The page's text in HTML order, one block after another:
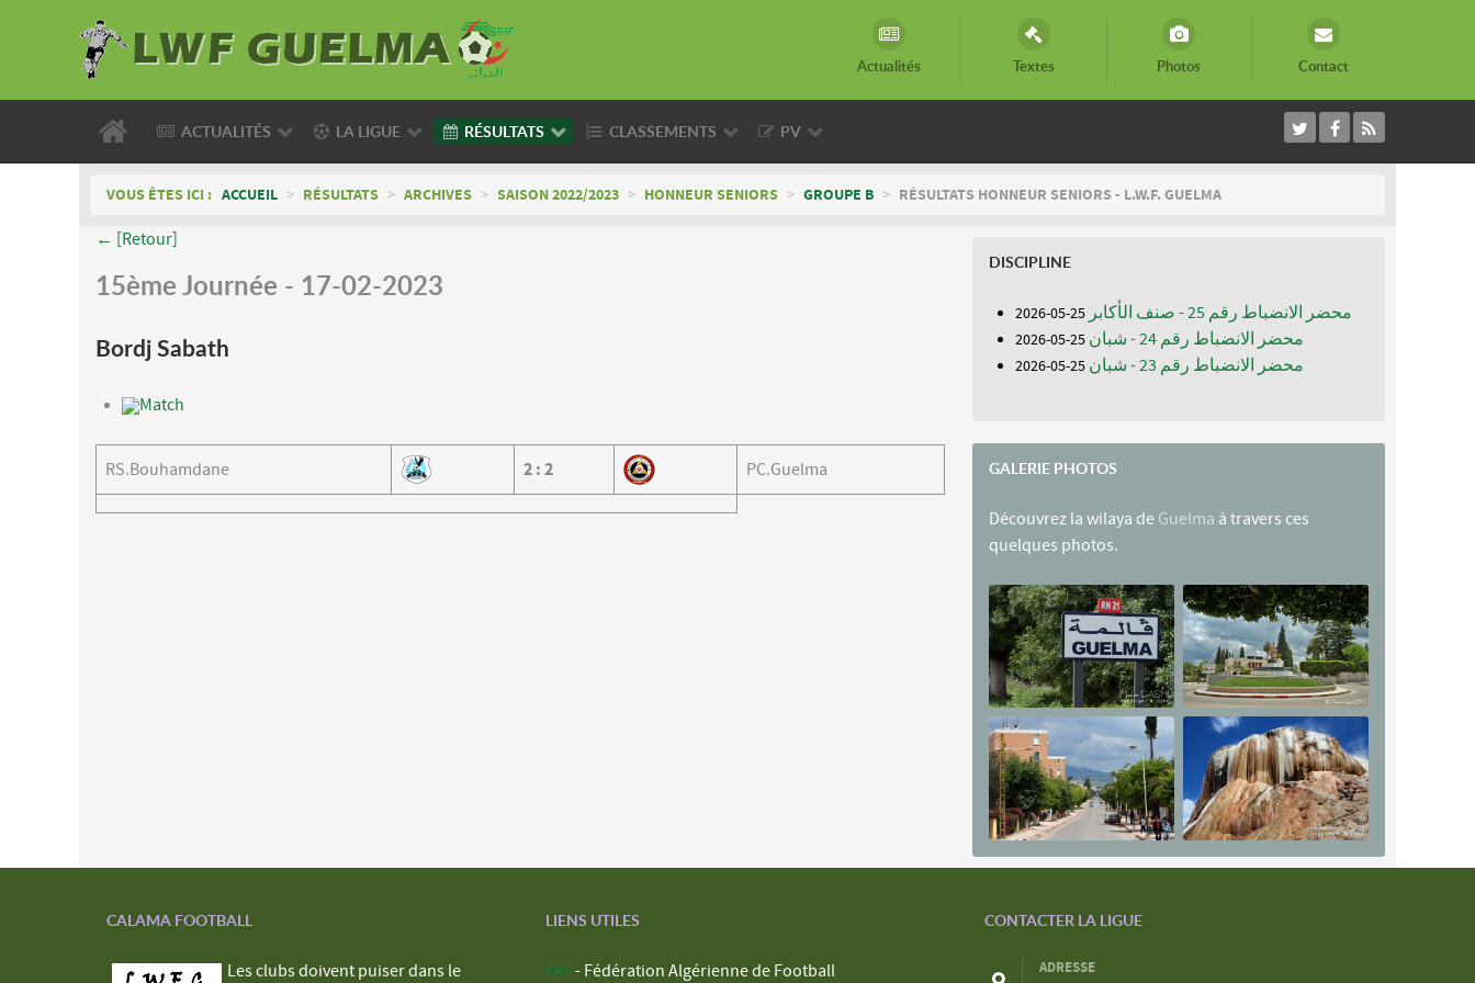
Actualités Textes Photos Contact
ACTUALITÉS LA LIGUE RÉSULTATS CLASSEMENTS PV
VOUS ÊTES ICI : ACCUEIL > RÉSULTATS > ARCHIVES > SAISON 2022/2023 > HONNEUR SENIORS > GROUPE B > RÉSULTATS HONNEUR SENIORS - L.W.F. GUELMA
← [Retour]
15ème Journée - 17-02-2023
Bordj Sabath
Match
RS.Bouhamdane 2 : 2 PC.Guelma
DISCIPLINE
محضر الانضباط رقم 25 - صنف الأكابر 25-05-2026
محضر الانضباط رقم 24 - شبان 25-05-2026
محضر الانضباط رقم 23 - شبان 25-05-2026
GALERIE PHOTOS
Découvrez la wilaya de Guelma à travers ces
quelques photos.
CALAMA FOOTBALL
Les clubs doivent puiser dans le
LIENS UTILES
FAF - Fédération Algérienne de Football
CONTACTER LA LIGUE
ADRESSE